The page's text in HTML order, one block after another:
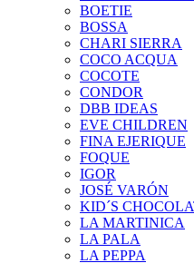
BOETIE
BOSSA
CHARI SIERRA
COCO ACQUA
COCOTE
CONDOR
DBB IDEAS
EVE CHILDREN
FINA EJERIQUE
FOQUE
IGOR
JOSÉ VARÓN
KID´S
LA MARTINICA
LA PALA
LA PEPPA